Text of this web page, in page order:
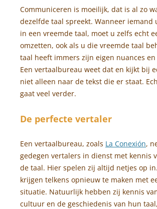
Communiceren is moeilijk, dat is al zo
dezelfde taal spreekt. Wanneer iemand
in een vreemde taal, moet u zelfs echt
omzetten, ook als u die vreemde taal
taal heeft immers zijn eigen nuances
Een vertaalbureau weet dat en kijkt bij
niet alleen naar de tekst die er staat.
gaat veel verder.
De perfecte vertaler
Een vertaalbureau, zoals La Conexión,
gedegen vertalers in dienst met kennis
de taal. Hier spelen zij altijd netjes op
krijgen telkens opnieuw te maken met
situatie. Natuurlijk hebben zij kennis
cultuur en de geschiedenis van hun